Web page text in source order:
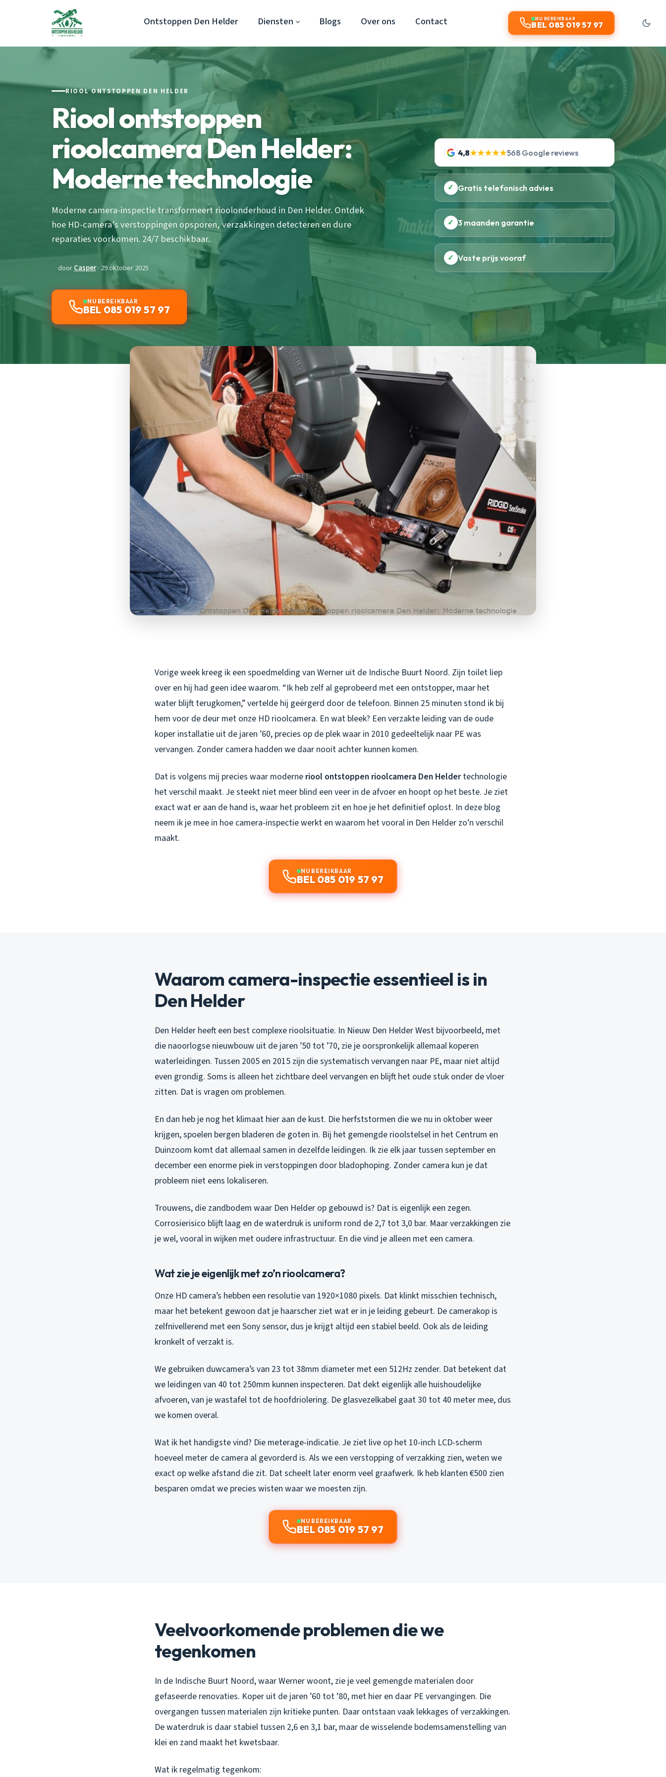
Ontstoppen Den Helder Diensten Blogs Over ons Contact NU BEREIKBAAR
BEL 085 019 57 97
RIOOL ONTSTOPPEN DEN HELDER
Riool ontstoppen
rioolcamera Den Helder:
Moderne technologie
Moderne camera-inspectie transformeert rioolonderhoud in Den Helder. Ontdek
hoe HD-camera’s verstoppingen opsporen, verzakkingen detecteren en dure
reparaties voorkomen. 24/7 beschikbaar.
doorCasper· 29 oktober 2025
NU BEREIKBAAR
BEL 085 019 57 97
4,8★★★★★568 Google reviews
✓ Gratis telefonisch advies
✓ 3 maanden garantie
✓ Vaste prijs vooraf
Vorige week kreeg ik een spoedmelding van Werner uit de Indische Buurt Noord. Zijn toilet liep
over en hij had geen idee waarom. “Ik heb zelf al geprobeerd met een ontstopper, maar het
water blijft terugkomen,” vertelde hij geërgerd door de telefoon. Binnen 25 minuten stond ik bij
hem voor de deur met onze HD rioolcamera. En wat bleek? Een verzakte leiding van de oude
koper installatie uit de jaren ’60, precies op de plek waar in 2010 gedeeltelijk naar PE was
vervangen. Zonder camera hadden we daar nooit achter kunnen komen.
Dat is volgens mij precies waar moderne riool ontstoppen rioolcamera Den Heldertechnologie
het verschil maakt. Je steekt niet meer blind een veer in de afvoer en hoopt op het beste. Je ziet
exact wat er aan de hand is, waar het probleem zit en hoe je het definitief oplost. In deze blog
neem ik je mee in hoe camera-inspectie werkt en waarom het vooral in Den Helder zo’n verschil
maakt.
NU BEREIKBAAR
BEL 085 019 57 97
Waarom camera-inspectie essentieel is in
Den Helder
Den Helder heeft een best complexe rioolsituatie. In Nieuw Den Helder West bijvoorbeeld, met
die naoorlogse nieuwbouw uit de jaren ’50 tot ’70, zie je oorspronkelijk allemaal koperen
waterleidingen. Tussen 2005 en 2015 zijn die systematisch vervangen naar PE, maar niet altijd
even grondig. Soms is alleen het zichtbare deel vervangen en blijft het oude stuk onder de vloer
zitten. Dat is vragen om problemen.
En dan heb je nog het klimaat hier aan de kust. Die herfststormen die we nu in oktober weer
krijgen, spoelen bergen bladeren de goten in. Bij het gemengde rioolstelsel in het Centrum en
Duinzoom komt dat allemaal samen in dezelfde leidingen. Ik zie elk jaar tussen september en
december een enorme piek in verstoppingen door bladophoping. Zonder camera kun je dat
probleem niet eens lokaliseren.
Trouwens, die zandbodem waar Den Helder op gebouwd is? Dat is eigenlijk een zegen.
Corrosierisico blijft laag en de waterdruk is uniform rond de 2,7 tot 3,0 bar. Maar verzakkingen zie
je wel, vooral in wijken met oudere infrastructuur. En die vind je alleen met een camera.
Wat zie je eigenlijk met zo’n rioolcamera?
Onze HD camera’s hebben een resolutie van 1920×1080 pixels. Dat klinkt misschien technisch,
maar het betekent gewoon dat je haarscher ziet wat er in je leiding gebeurt. De camerakop is
zelfnivellerend met een Sony sensor, dus je krijgt altijd een stabiel beeld. Ook als de leiding
kronkelt of verzakt is.
We gebruiken duwcamera’s van 23 tot 38mm diameter met een 512Hz zender. Dat betekent dat
we leidingen van 40 tot 250mm kunnen inspecteren. Dat dekt eigenlijk alle huishoudelijke
afvoeren, van je wastafel tot de hoofdriolering. De glasvezelkabel gaat 30 tot 40 meter mee, dus
we komen overal.
Wat ik het handigste vind? Die meterage-indicatie. Je ziet live op het 10-inch LCD-scherm
hoeveel meter de camera al gevorderd is. Als we een verstopping of verzakking zien, weten we
exact op welke afstand die zit. Dat scheelt later enorm veel graafwerk. Ik heb klanten €500 zien
besparen omdat we precies wisten waar we moesten zijn.
NU BEREIKBAAR
BEL 085 019 57 97
Veelvoorkomende problemen die we
tegenkomen
In de Indische Buurt Noord, waar Werner woont, zie je veel gemengde materialen door
gefaseerde renovaties. Koper uit de jaren ’60 tot ’80, met hier en daar PE vervangingen. Die
overgangen tussen materialen zijn kritieke punten. Daar ontstaan vaak lekkages of verzakkingen.
De waterdruk is daar stabiel tussen 2,6 en 3,1 bar, maar de wisselende bodemsamenstelling van
klei en zand maakt het kwetsbaar.
Wat ik regelmatig tegenkom: